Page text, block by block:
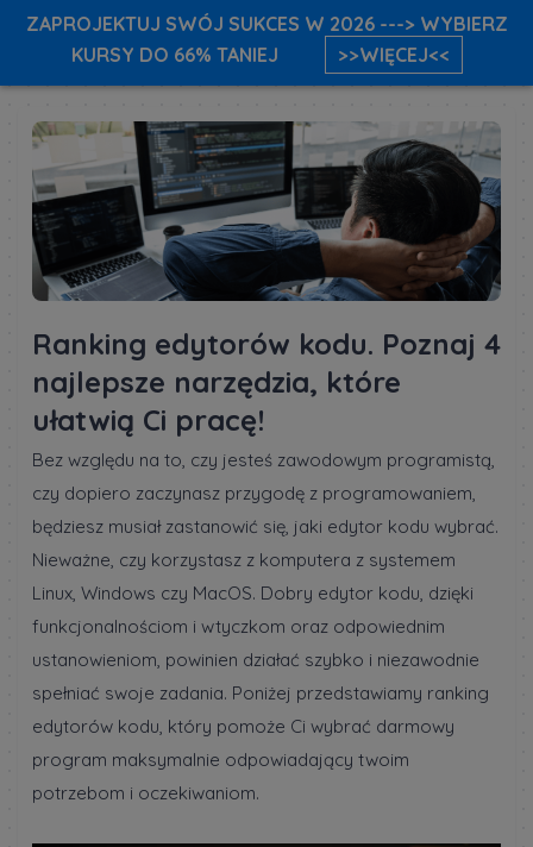
Ranking edytorów kodu. Poznaj 4
najlepsze narzędzia, które
ułatwią Ci pracę!
Bez względu na to, czy jesteś zawodowym programistą,
czy dopiero zaczynasz przygodę z programowaniem,
będziesz musiał zastanowić się, jaki edytor kodu wybrać.
Nieważne, czy korzystasz z komputera z systemem
Linux, Windows czy MacOS. Dobry edytor kodu, dzięki
funkcjonalnościom i wtyczkom oraz odpowiednim
ustanowieniom, powinien działać szybko i niezawodnie
spełniać swoje zadania. Poniżej przedstawiamy ranking
edytorów kodu, który pomoże Ci wybrać darmowy
program maksymalnie odpowiadający twoim
potrzebom i oczekiwaniom.
ZAPROJEKTUJ SWÓJ SUKCES W 2026 ---> WYBIERZ
KURSY DO 66% TANIEJ
>>WIĘCEJ<<